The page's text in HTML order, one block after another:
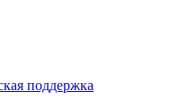
поддержка